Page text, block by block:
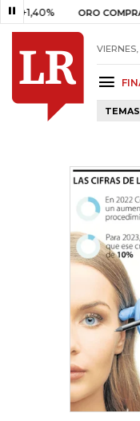
ORO COMPRA BANCO